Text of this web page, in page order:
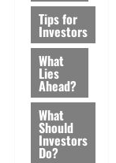
Tips for
Investors
What
Lies
Ahead?
What
Should
Investors
Do?